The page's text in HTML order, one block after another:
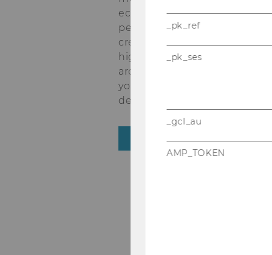
eco­no­mics uni­ver­si­ties in
pe. Va­rious in­ter­na­tio­nal ac­
credi­ta­ti­ons testi­fy to WU’s
high qua­li­ty stan­dards in re­se­
arch and tea­ching. What are
your ad­van­ta­ges as a WU stu­
dent?
_pk_ref
_pk_ses
_gcl_au
AMP_TOKEN